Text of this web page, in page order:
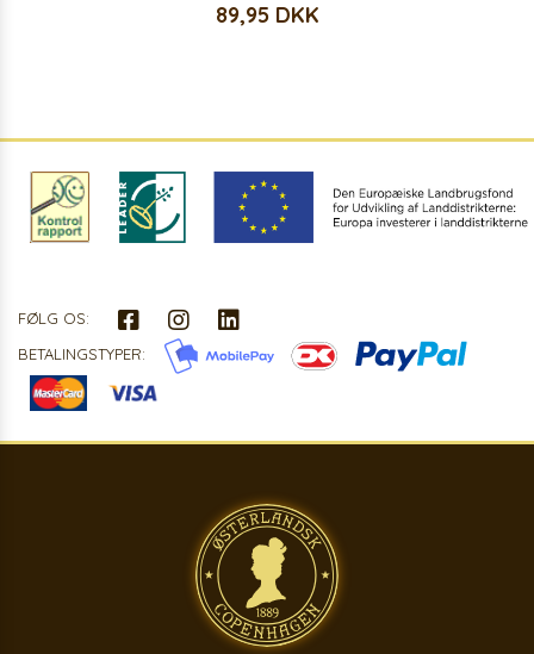
89,95 DKK
FØLG OS:
BETALINGSTYPER: